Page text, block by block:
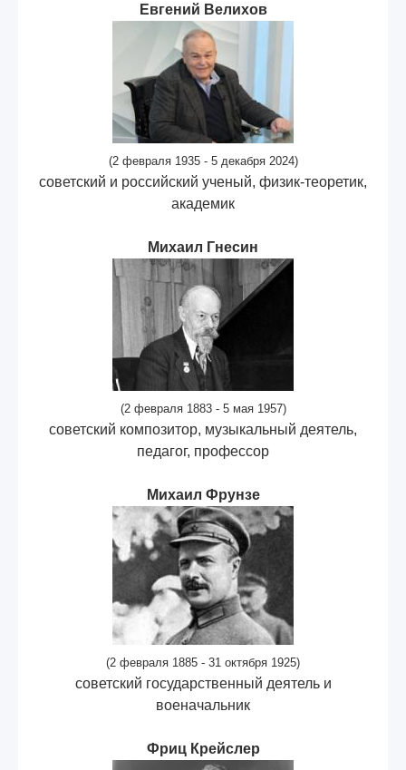
Евгений Велихов
(2 февраля 1935 - 5 декабря 2024)
советский и российский ученый, физик-теоретик,
академик
Михаил Гнесин
(2 февраля 1883 - 5 мая 1957)
советский композитор, музыкальный деятель,
педагог, профессор
Михаил Фрунзе
(2 февраля 1885 - 31 октября 1925)
советский государственный деятель и
военачальник
Фриц Крейслер